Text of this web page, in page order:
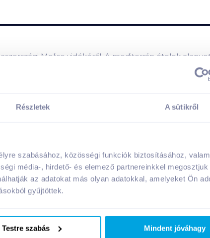
Részletek A sütikről
szabásához, közösségi funkciók biztosításához,
média-, hirdető- és elemező partnereinkkel megosztjuk
az adatokat más olyan adatokkal, amelyeket Ön
gyűjtöttek.
Testre szabás Mindent jóváhagy
Molise vidékéről. A mediterrán ételek